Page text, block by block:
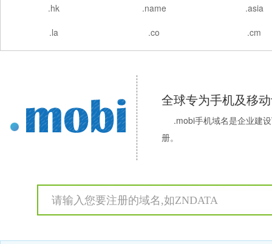
.hk
.name
.asia
.la
.co .cm
全球专为手机及移
.mobi手机域名是企业建
册。